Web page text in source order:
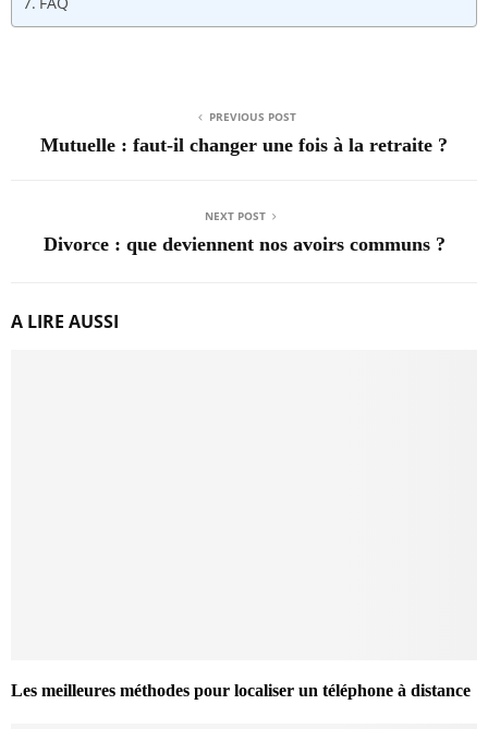
PREVIOUS POST
Mutuelle : faut-il changer une fois à la retraite ?
NEXT POST
Divorce : que deviennent nos avoirs communs ?
A LIRE AUSSI
Les meilleures méthodes pour localiser un téléphone à distance